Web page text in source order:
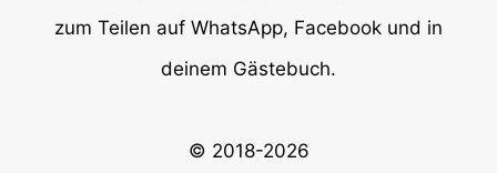
zum Teilen auf WhatsApp, Facebook und in
deinem Gästebuch.
© 2018-2026